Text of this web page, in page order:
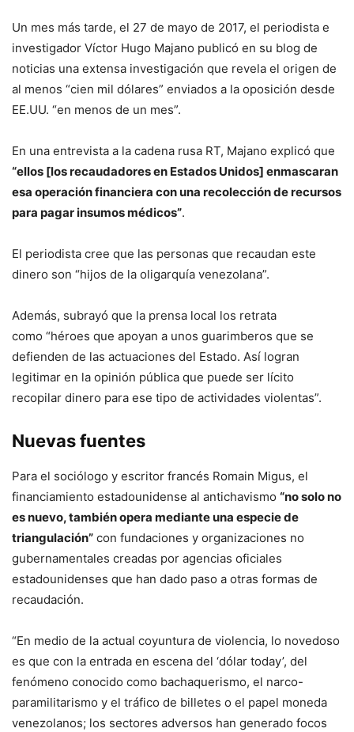
Un mes más tarde, el 27 de mayo de 2017, el periodista e
investigador Víctor Hugo Majano publicó en su blog de
noticias una extensa investigación que revela el origen de
al menos “cien mil dólares” enviados a la oposición desde
EE.UU. “en menos de un mes”.
En una entrevista a la cadena rusa RT, Majano explicó que
“ellos [los recaudadores en Estados Unidos] enmascaran
esa operación financiera con una recolección de recursos
para pagar insumos médicos”.
El periodista cree que las personas que recaudan este
dinero son “hijos de la oligarquía venezolana”.
Además, subrayó que la prensa local los retrata
como “héroes que apoyan a unos guarimberos que se
defienden de las actuaciones del Estado. Así logran
legitimar en la opinión pública que puede ser lícito
recopilar dinero para ese tipo de actividades violentas”.
Nuevas fuentes
Para el sociólogo y escritor francés Romain Migus, el
financiamiento estadounidense al antichavismo “no solo no
es nuevo, también opera mediante una especie de
triangulación” con fundaciones y organizaciones no
gubernamentales creadas por agencias oficiales
estadounidenses que han dado paso a otras formas de
recaudación.
“En medio de la actual coyuntura de violencia, lo novedoso
es que con la entrada en escena del ‘dólar today’, del
fenómeno conocido como bachaquerismo, el narco-
paramilitarismo y el tráfico de billetes o el papel moneda
venezolanos; los sectores adversos han generado focos